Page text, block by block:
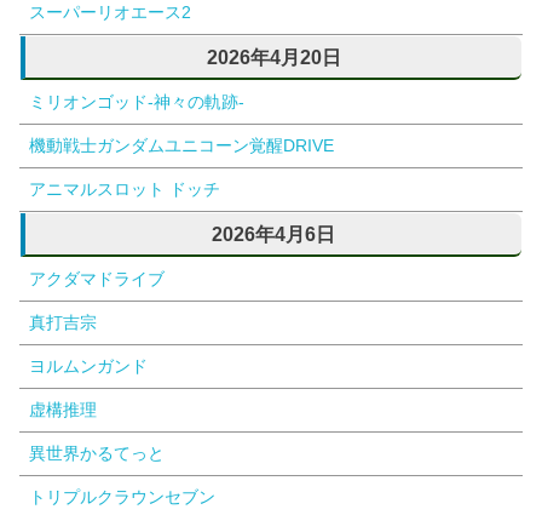
スーパーリオエース2
2026年4月20日
ミリオンゴッド-神々の軌跡-
機動戦士ガンダムユニコーン覚醒DRIVE
アニマルスロット ドッチ
2026年4月6日
アクダマドライブ
真打吉宗
ヨルムンガンド
虚構推理
異世界かるてっと
トリプルクラウンセブン